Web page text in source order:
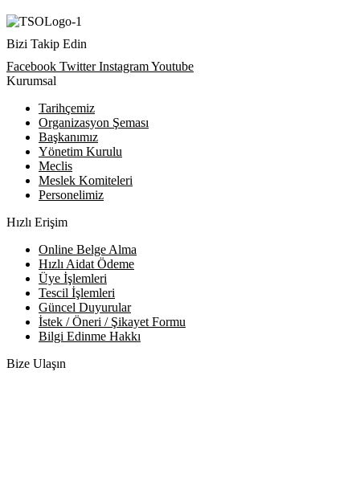
Bizi Takip Edin
Facebook Twitter InstagramYoutube
Kurumsal
Tarihçemiz
Organizasyon Şeması
Başkanımız
Yönetim Kurulu
Meclis
Meslek Komiteleri
Personelimiz
Hızlı Erişim
Online Belge Alma
Hızlı Aidat Ödeme
Üye İşlemleri
Tescil İşlemleri
Güncel Duyurular
İstek / Öneri / Şikayet Formu
Bilgi Edinme Hakkı
Bize Ulaşın